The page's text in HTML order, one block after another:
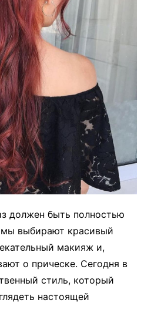
должен быть полностью
выбирают красивый
макияж и,
о прическе. Сегодня в
стиль, который
настоящей